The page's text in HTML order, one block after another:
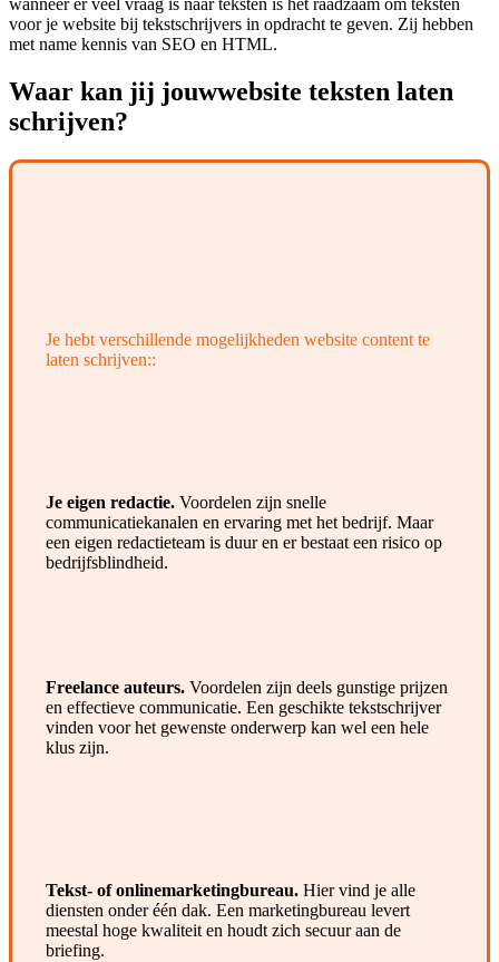
wanneer er veel vraag is naar teksten is het raadzaam om teksten
voor je website bij tekstschrijvers in opdracht te geven. Zij hebben
met name kennis van SEO en HTML.
Waar kan jij jouwwebsite teksten laten
schrijven?
Je hebt verschillende mogelijkheden website content te
laten schrijven::
Je eigen redactie. Voordelen zijn snelle
communicatiekanalen en ervaring met het bedrijf. Maar
een eigen redactieteam is duur en er bestaat een risico op
bedrijfsblindheid.
Freelance auteurs. Voordelen zijn deels gunstige prijzen
en effectieve communicatie. Een geschikte tekstschrijver
vinden voor het gewenste onderwerp kan wel een hele
klus zijn.
Tekst- of onlinemarketingbureau. Hier vind je alle
diensten onder één dak. Een marketingbureau levert
meestal hoge kwaliteit en houdt zich secuur aan de
briefing.